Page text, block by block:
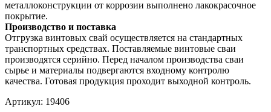
металлоконструкции от коррозии выполнено лакокрасочное
покрытие.
Производство и поставка
Отгрузка винтовых свай осуществляется на стандартных
транспортных средствах. Поставляемые винтовые сваи
производятся серийно. Перед началом производства сваи
сырье и материалы подвергаются входному контролю
качества. Готовая продукция проходит выходной контроль.
Артикул: 19406